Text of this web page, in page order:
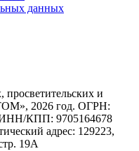
данных
и
2026 год. ОГРН:
ИНН/КПП: 9705164678
адрес: 129223,
19А